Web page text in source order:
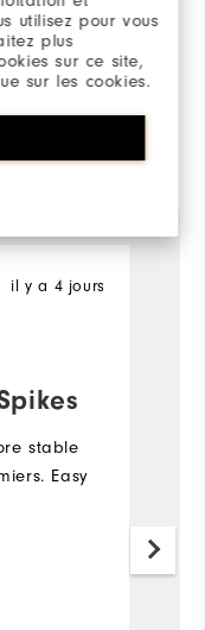
utilisez pour vous
plus
sur ce site,
sur les cookies.
Runs Large
il y a 4 jours
stable
Easy